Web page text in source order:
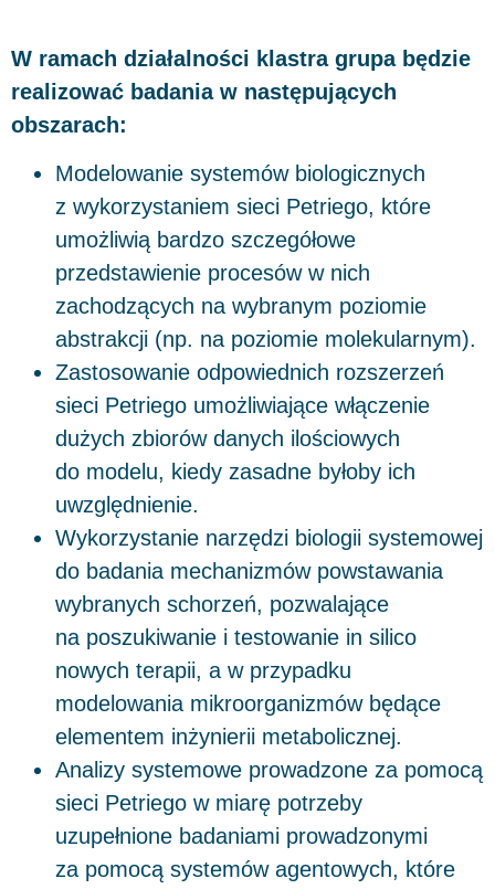
W ramach działalności klastra grupa będzie
realizować badania w następujących
obszarach:
Modelowanie systemów biologicznych
z wykorzystaniem sieci Petriego, które
umożliwią bardzo szczegółowe
przedstawienie procesów w nich
zachodzących na wybranym poziomie
abstrakcji (np. na poziomie molekularnym).
Zastosowanie odpowiednich rozszerzeń
sieci Petriego umożliwiające włączenie
dużych zbiorów danych ilościowych
do modelu, kiedy zasadne byłoby ich
uwzględnienie.
Wykorzystanie narzędzi biologii systemowej
do badania mechanizmów powstawania
wybranych schorzeń, pozwalające
na poszukiwanie i testowanie in silico
nowych terapii, a w przypadku
modelowania mikroorganizmów będące
elementem inżynierii metabolicznej.
Analizy systemowe prowadzone za pomocą
sieci Petriego w miarę potrzeby
uzupełnione badaniami prowadzonymi
za pomocą systemów agentowych, które